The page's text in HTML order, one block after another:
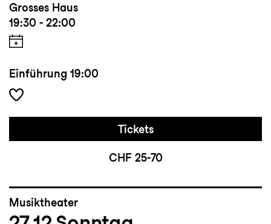
Grosses Haus
19:30 - 22:00
Einführung 19:00
Tickets
CHF 25-70
Musiktheater